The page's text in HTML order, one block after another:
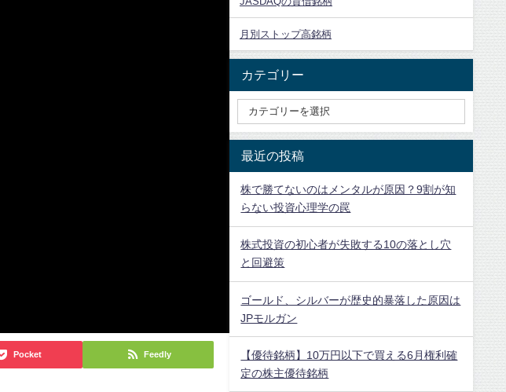
Pocket Feedly
月別ストップ高銘柄
カテゴリー
最近の投稿
株で勝てないのはメンタルが原因？9割が知
らない投資心理学の罠
株式投資の初心者が失敗する10の落とし穴
と回避策
ゴールド、シルバーが歴史的暴落した原因は
JPモルガン
【優待銘柄】10万円以下で買える6月権利確
定の株主優待銘柄